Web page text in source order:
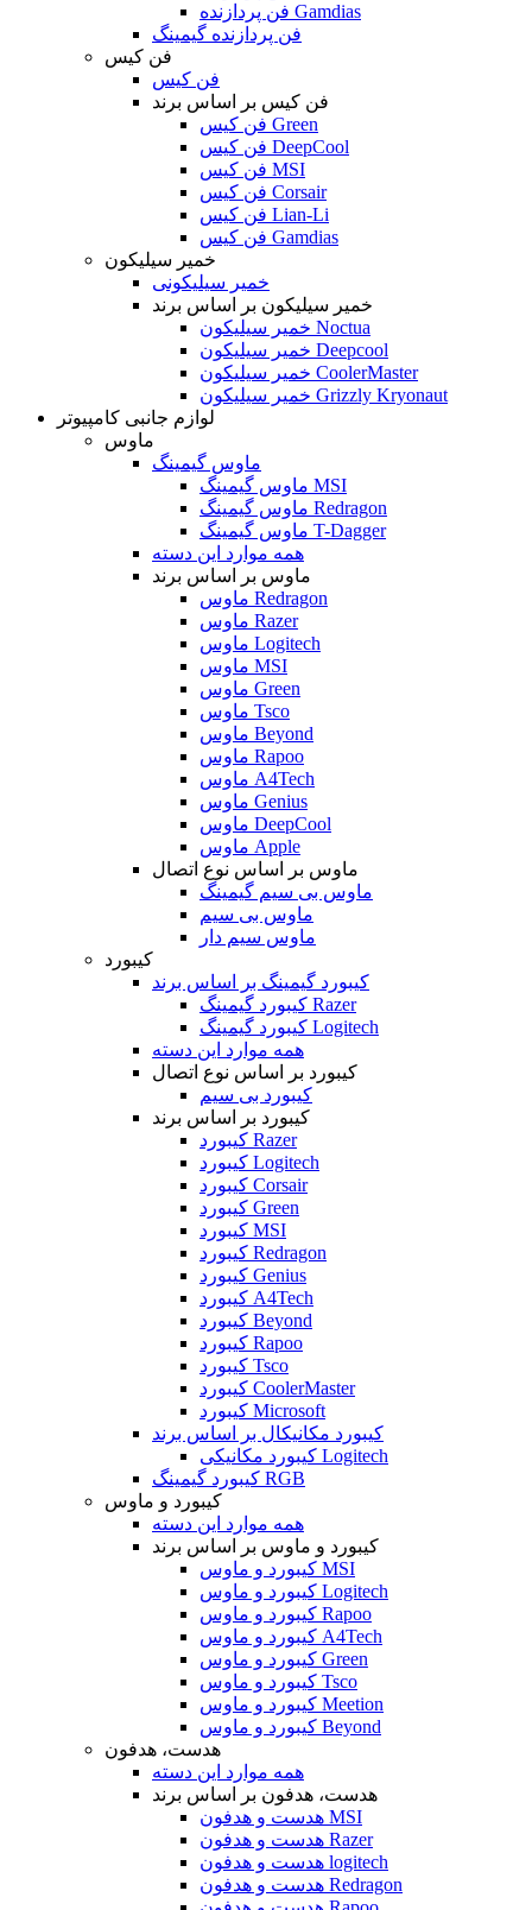
فن پردازنده Gamdias
فن پردازنده گیمینگ
فن کیس
فن کیس
فن کیس بر اساس برند
فن کیس Green
فن کیس DeepCool
فن کیس MSI
فن کیس Corsair
فن کیس Lian-Li
فن کیس Gamdias
خمیر سیلیکون
خمیر سیلیکونی
خمیر سیلیکون بر اساس برند
خمیر سیلیکون Noctua
خمیر سیلیکون Deepcool
خمیر سیلیکون CoolerMaster
خمیر سیلیکون Grizzly Kryonaut
لوازم جانبی کامپیوتر
ماوس
ماوس گیمینگ
ماوس گیمینگ MSI
ماوس گیمینگ Redragon
ماوس گیمینگ T-Dagger
همه موارد این دسته
ماوس بر اساس برند
ماوس Redragon
ماوس Razer
ماوس Logitech
ماوس MSI
ماوس Green
ماوس Tsco
ماوس Beyond
ماوس Rapoo
ماوس A4Tech
ماوس Genius
ماوس DeepCool
ماوس Apple
ماوس بر اساس نوع اتصال
ماوس بی سیم گیمینگ
ماوس بی سیم
ماوس سیم دار
کیبورد
کیبورد گیمینگ بر اساس برند
کیبورد گیمینگ Razer
کیبورد گیمینگ Logitech
همه موارد این دسته
کیبورد بر اساس نوع اتصال
کیبورد بی سیم
کیبورد بر اساس برند
کیبورد Razer
کیبورد Logitech
کیبورد Corsair
کیبورد Green
کیبورد MSI
کیبورد Redragon
کیبورد Genius
کیبورد A4Tech
کیبورد Beyond
کیبورد Rapoo
کیبورد Tsco
کیبورد CoolerMaster
کیبورد Microsoft
کیبورد مکانیکال بر اساس برند
کیبورد مکانیکی Logitech
کیبورد گیمینگ RGB
کیبورد و ماوس
همه موارد این دسته
کیبورد و ماوس بر اساس برند
کیبورد و ماوس MSI
کیبورد و ماوس Logitech
کیبورد و ماوس Rapoo
کیبورد و ماوس A4Tech
کیبورد و ماوس Green
کیبورد و ماوس Tsco
کیبورد و ماوس Meetion
کیبورد و ماوس Beyond
هدست، هدفون
همه موارد این دسته
هدست، هدفون بر اساس برند
هدست و هدفون MSI
هدست و هدفون Razer
هدست و هدفون logitech
هدست و هدفون Redragon